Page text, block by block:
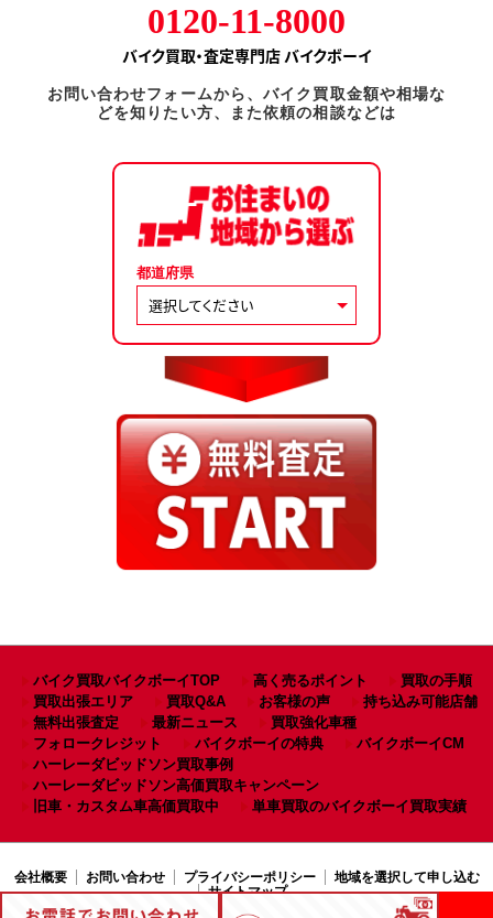
0120-11-8000
バイク買取・査定専門店 バイクボーイ
お問い合わせフォームから、バイク買取金額や相場な
どを知りたい方、また依頼の相談などは
都道府県
バイク買取バイクボーイTOP 高く売るポイント
買取の手順
買取出張エリア
買取Q&A お客様の声
持ち込み可能店舗
無料出張査定
最新ニュース
買取強化車種
フォロークレジット
バイクボーイの特典
バイクボーイCM
ハーレーダビッドソン買取事例
ハーレーダビッドソン高価買取キャンペーン
旧車・カスタム車高価買取中
単車買取のバイクボーイ買取実績
会社概要 お問い合わせ プライバシーポリシー
地域を選択して申し込む
サイトマップ